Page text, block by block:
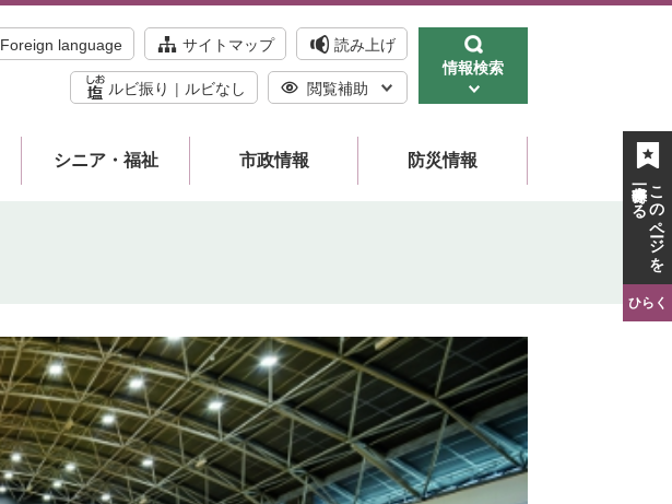
Foreign language サイトマップ 読み上げ
ルビ振り ルビなし 閲覧補助
情報検索
シニア・福祉 市政情報 防災情報
このページを
一時保存する
ひらく